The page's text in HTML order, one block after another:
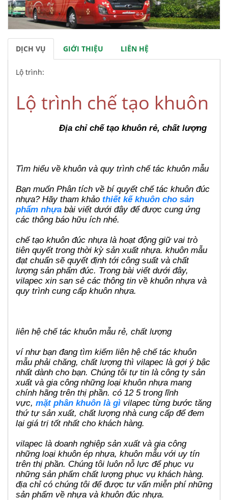
DỊCH VỤ GIỚI THIỆU LIÊN HỆ
Lộ trình:
Lộ trình chế tạo khuôn
Địa chỉ chế tạo khuôn rẻ, chất lượng
Tìm hiểu về khuôn và quy trình chế tác khuôn mẫu
Bạn muốn Phân tích về bí quyết chế tác khuôn đúc
nhựa? Hãy tham khảo thiết kế khuôn cho sản
phẩm nhựa bài viết dưới đây để được cung ứng
các thông báo hữu ích nhé.
chế tạo khuôn đúc nhựa là hoạt động giữ vai trò
tiên quyết trong thời kỳ sản xuất nhựa. khuôn mẫu
đạt chuẩn sẽ quyết định tới công suất và chất
lượng sản phẩm đúc. Trong bài viết dưới đây,
vilapec xin san sẻ các thông tin về khuôn nhựa và
quy trình cung cấp khuôn nhựa.
liên hệ chế tác khuôn mẫu rẻ, chất lượng
ví như bạn đang tìm kiếm liên hệ chế tác khuôn
mẫu phải chăng, chất lượng thì vilapec là gợi ý bậc
nhất dành cho bạn. Chúng tôi tự tin là công ty sản
xuất và gia công những loại khuôn nhựa mang
chính hãng trên thị phần. có 12 5 trong lĩnh
vực, mặt phân khuôn là gì vilapec từng bước tăng
thứ tự sản xuất, chất lượng nhà cung cấp để đem
lại giá trị tốt nhất cho khách hàng.
vilapec là doanh nghiệp sản xuất và gia công
những loại khuôn ép nhựa, khuôn mẫu với uy tín
trên thị phần. Chúng tôi luôn nỗ lực để phục vụ
những sản phẩm chất lượng phục vụ khách hàng.
địa chỉ có chúng tôi để được tư vấn miễn phí những
sản phẩm về nhựa và khuôn đúc nhựa.